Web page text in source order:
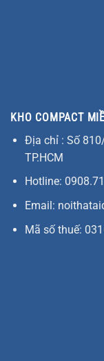
KHO COMPACT
Địa chỉ : Số
TP.HCM
Hotline:
Email:
Mã số thuế: